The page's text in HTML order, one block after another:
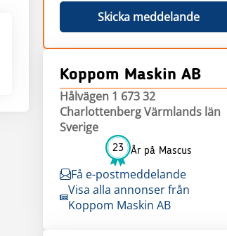
Skicka meddelande
Koppom Maskin AB
Hålvägen 1 673 32
Charlottenberg Värmlands län
Sverige
23 År på Mascus
Få e-postmeddelande
Visa alla annonser från
Koppom Maskin AB